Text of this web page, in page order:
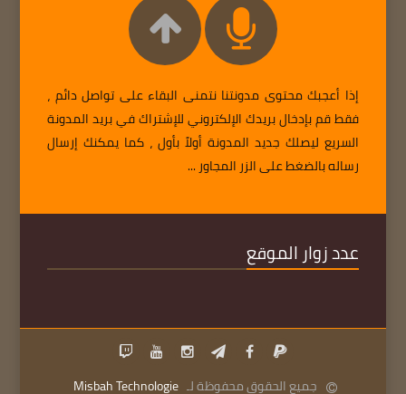
إذا أعجبك محتوى مدونتنا نتمنى البقاء على تواصل دائم ،
فقط قم بإدخال بريدك الإلكتروني للإشتراك في بريد المدونة
السريع ليصلك جديد المدونة أولاً بأول ، كما يمكنك إرسال
رساله بالضغط على الزر المجاور ...
عدد زوار الموقع
جميع الحقوق محفوظة لـ Misbah Technologie